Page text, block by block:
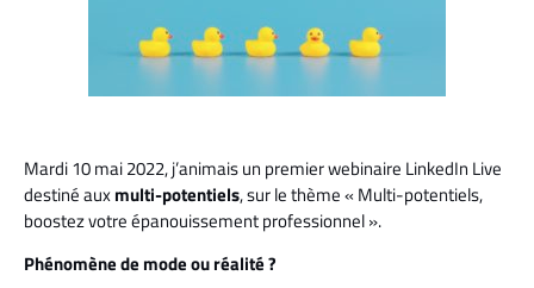
Mardi 10 mai 2022, j’animais un premier webinaire LinkedIn Live
destiné auxmulti-potentiels, sur le thème « Multi-potentiels,
boostez votre épanouissement professionnel ».
Phénomène de mode ou réalité ?